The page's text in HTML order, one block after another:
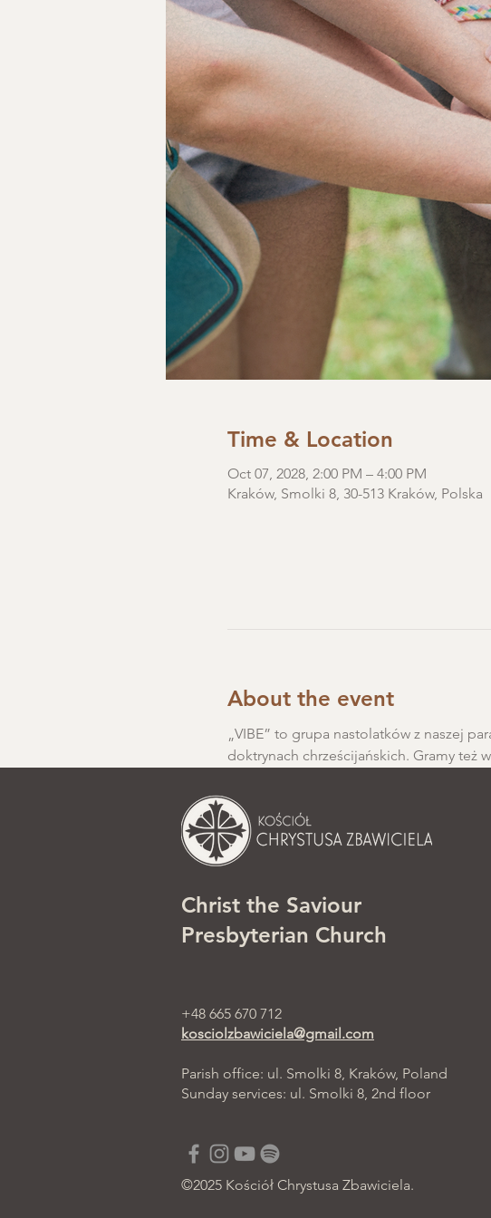
Time & Location
Oct 07, 2028, 2:00 PM – 4:00 PM
Kraków, Smolki 8, 30-513 Kraków, Polska
About the event
„VIBE” to grupa nastolatków z naszej
doktrynach chrześcijańskich. Gramy też
Christ the Saviour
Presbyterian Church
+48 665 670 712
kosciolzbawiciela@gmail.com
Parish office: ul. Smolki 8, Kraków, Poland
Sunday services: ul. Smolki 8, 2nd floor
©2025 Kościół Chrystusa Zbawiciela.